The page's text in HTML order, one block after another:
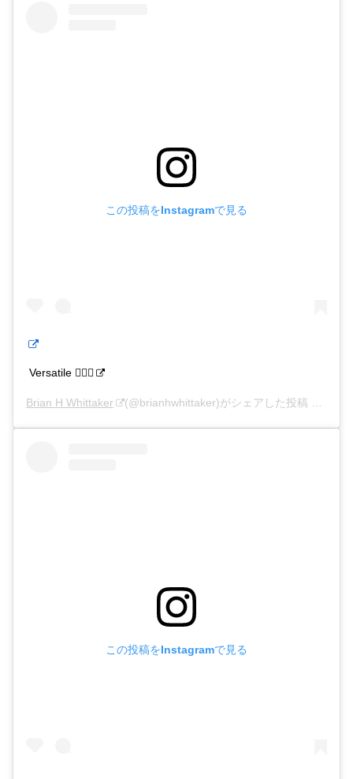
この投稿をInstagramで見る
Versatile 🤷🏽‍♂️
Brian H Whittaker (@brianhwhittaker)がシェアした投稿 –
この投稿をInstagramで見る